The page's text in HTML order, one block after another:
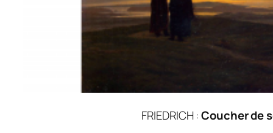
FRIEDRICH :Coucher de